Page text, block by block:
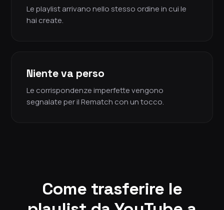
Le playlist arrivano nello stesso ordine in cui le
hai create.
Niente va perso
Le corrispondenze imperfette vengono
segnalate per il Rematch con un tocco.
Come trasferire le